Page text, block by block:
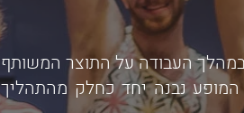
העבודה על התוצר המשותף
המופע נבנה יחד כחלק מהתהליך